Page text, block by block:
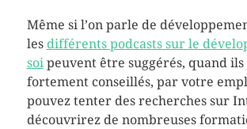
Même si l’on parle de
les différents podcasts sur le
soipeuvent être suggérés, quand ils
fortement conseillés, par votre
pouvez tenter des recherches sur
découvrirez de nombreuses